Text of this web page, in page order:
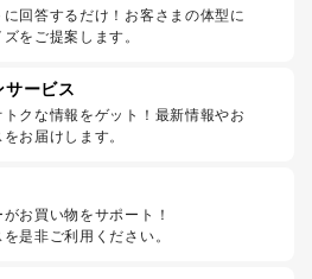
回答するだけ！お客さまの体型に
をご提案します。
サービス
トクな情報をゲット！最新情報やお
お届けします。
お買い物をサポート！
是非ご利用ください。